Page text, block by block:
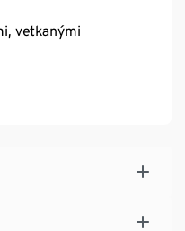
vetkanými
perfektně sedí a